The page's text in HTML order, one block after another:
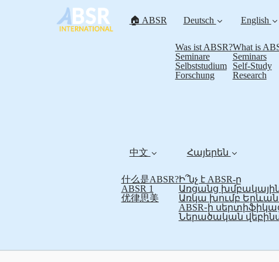
🏠 ABSR Deutsch
Was ist ABSR?
Seminare
Selbststudium
Forschung
English
What is
Seminars
Self-Study
Research
中文
什么是ABSR?
ABSR 1
优律思美
Հայերեն
Ի՞նչ է ABSR-ը
Առցանց
Առկա խումբ
ABSR֊ի
Ներածական